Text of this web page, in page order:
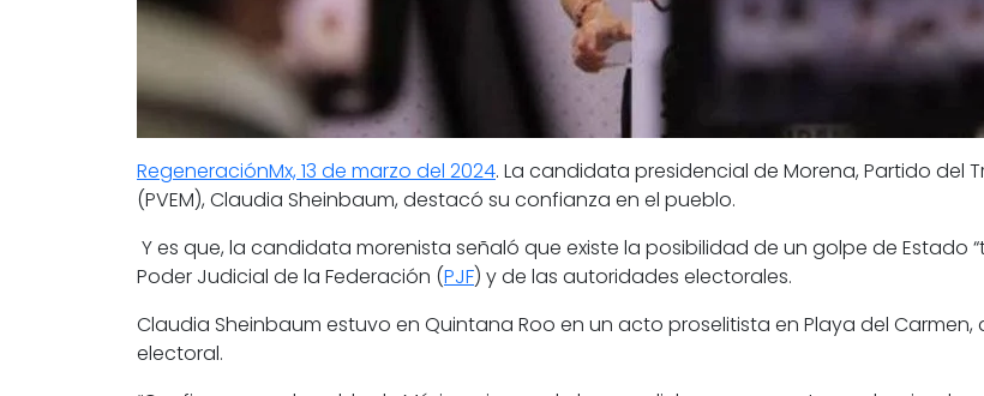
RegeneraciónMx, 13 de marzo del 2024. La candidata presidencial de Morena, Partido del
(PVEM), Claudia Sheinbaum, destacó su confianza en el pueblo.
Y es que, la candidata morenista señaló que existe la posibilidad de un golpe de Estado “
Poder Judicial de la Federación (PJF) y de las autoridades electorales.
Claudia Sheinbaum estuvo en Quintana Roo en un acto proselitista en Playa del
electoral.